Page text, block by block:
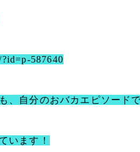
587640
、自分のおバカエピソード
います！